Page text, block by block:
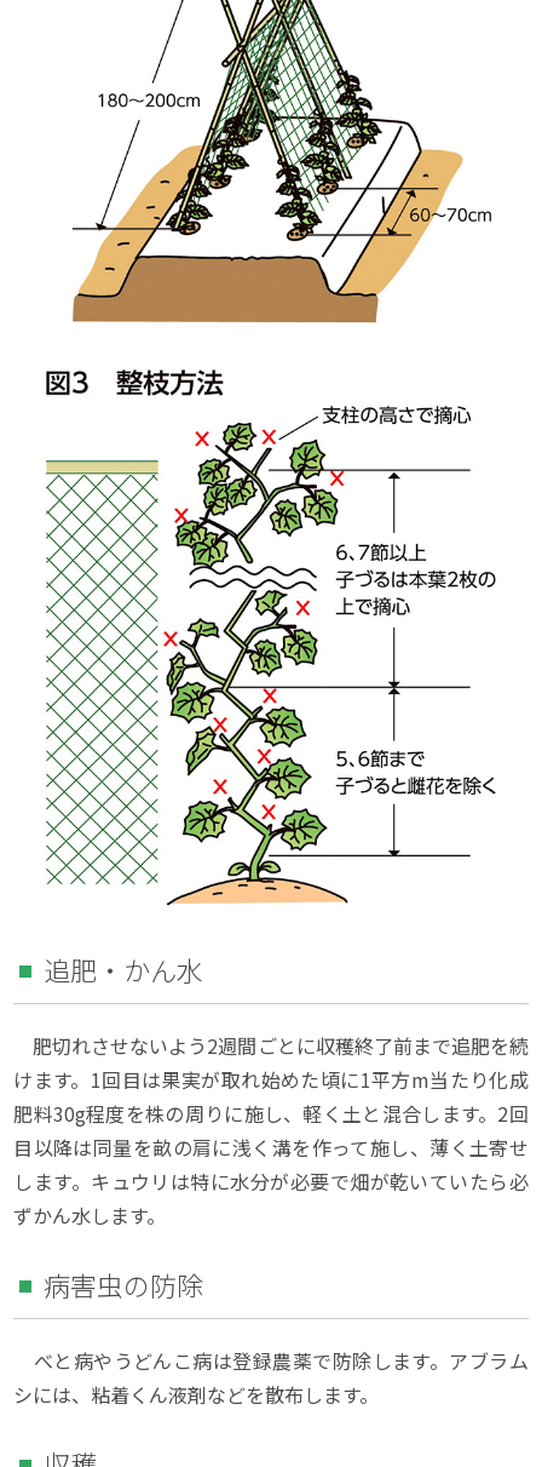
追肥・かん水
肥切れさせないよう2週間ごとに収穫終了前まで追肥を続
けます。1回目は果実が取れ始めた頃に1平方m当たり化成
肥料30g程度を株の周りに施し、軽く土と混合します。2回
目以降は同量を畝の肩に浅く溝を作って施し、薄く土寄せ
します。キュウリは特に水分が必要で畑が乾いていたら必
ずかん水します。
病害虫の防除
べと病やうどんこ病は登録農薬で防除します。アブラム
シには、粘着くん液剤などを散布します。